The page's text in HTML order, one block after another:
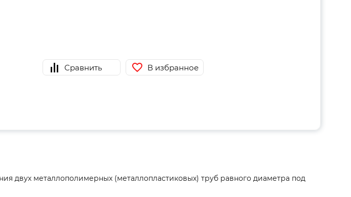
Сравнить В избранное
двух металлополимерных (металлопластиковых) труб равного диаметра под